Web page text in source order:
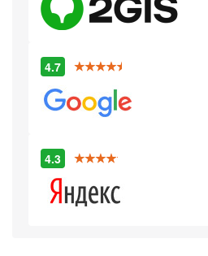
4.7
4.3